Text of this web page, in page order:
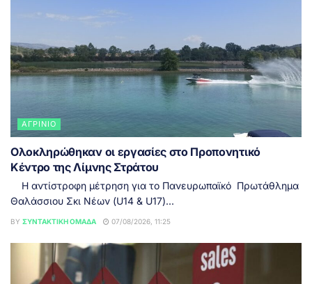
ΑΓΡΊΝΙΟ
Ολοκληρώθηκαν οι εργασίες στο Προπονητικό
Κέντρο της Λίμνης Στράτου
Η αντίστροφη μέτρηση για το Πανευρωπαϊκό Πρωτάθλημα
Θαλάσσιου Σκι Νέων (U14 & U17)...
BY ΣΥΝΤΑΚΤΙΚΉ ΟΜΆΔΑ 07/08/2026, 11:25